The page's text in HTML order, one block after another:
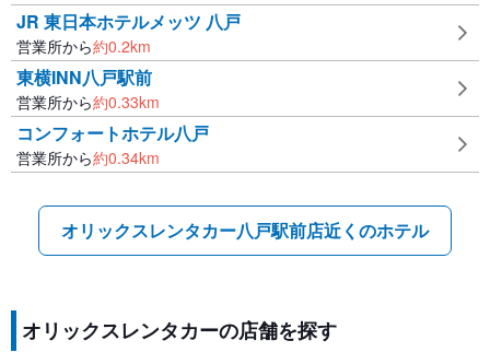
JR 東日本ホテルメッツ 八戸
営業所から約0.2km
東横INN八戸駅前
営業所から約0.33km
コンフォートホテル八戸
営業所から約0.34km
オリックスレンタカー八戸駅前店近くのホテル
オリックスレンタカーの店舗を探す